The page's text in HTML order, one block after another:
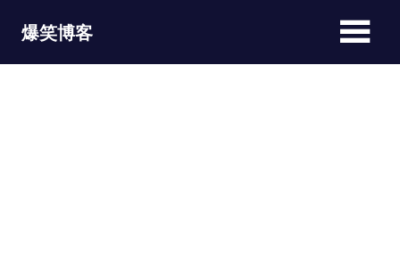
爆笑博客